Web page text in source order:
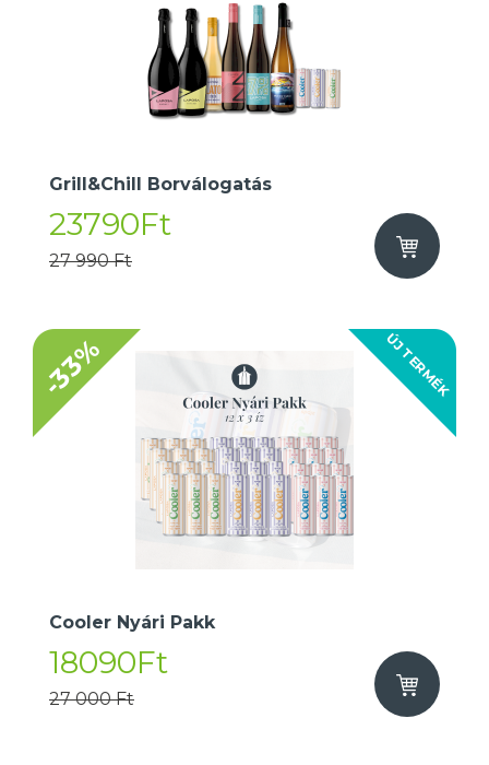
Grill&Chill Borválogatás
23790Ft
27 990 Ft
ÚJ TERMÉK
-33%
Cooler Nyári Pakk
18090Ft
27 000 Ft